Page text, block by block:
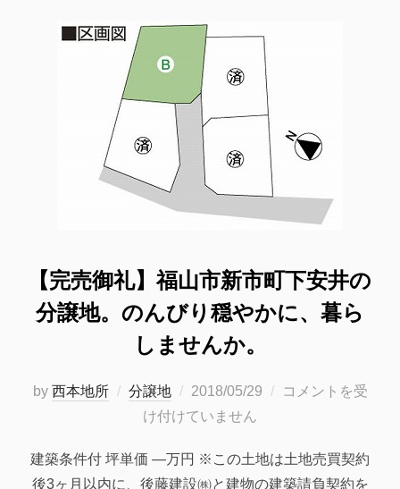
【完売御礼】福山市新市町下安井の
分譲地。のんびり穏やかに、暮ら
しませんか。
by 西本地所 分譲地
投
稿
2018/05/29
コメントを受
け付けていません
建築条件付 坪単価 —万円 ※この土地は土地売買契約
後3ヶ月以内に、後藤建設㈱と建物の建築請負契約を